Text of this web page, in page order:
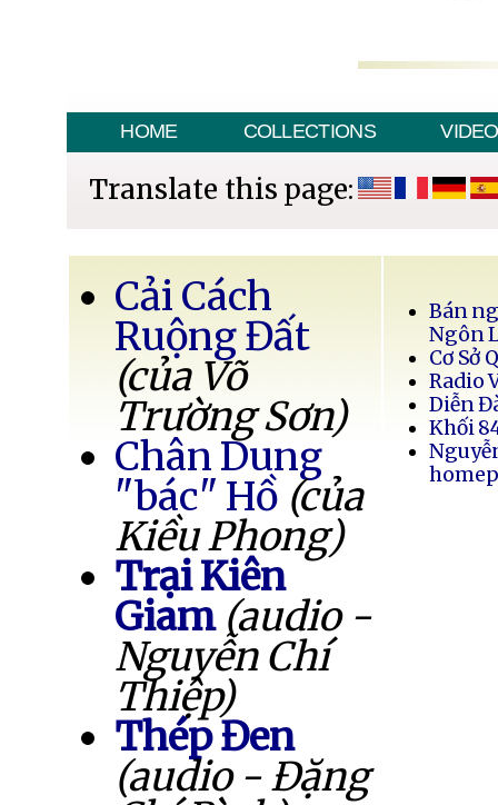
HOME COLLECTIONS VIDEO
Translate this page:
Cải Cách
Ruộng Đất
(của Võ
Trường Sơn)
Chân Dung
"bác" Hồ (của
Kiều Phong)
Trại Kiên
Giam (audio -
Nguyễn Chí
Thiệp)
Thép Đen
(audio - Đặng
Bán
Ngôn
Cơ Sở
Radio
Diễn
Khối